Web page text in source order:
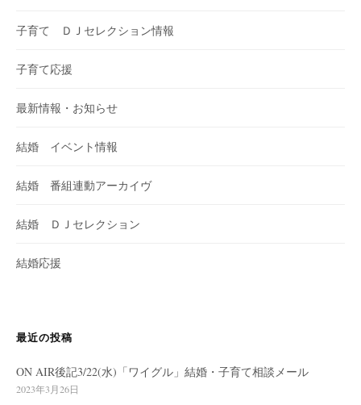
子育て ＤＪセレクション情報
子育て応援
最新情報・お知らせ
結婚 イベント情報
結婚 番組連動アーカイヴ
結婚 ＤＪセレクション
結婚応援
最近の投稿
ON AIR後記3/22(水)「ワイグル」結婚・子育て相談メール
2023年3月26日